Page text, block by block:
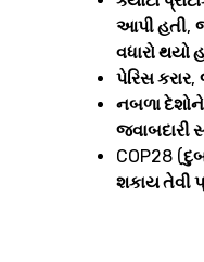
આપી હતી,
વધારો થયો
પેરિસ કરાર,
નબળા
જવાબદારી
COP28 (
શકાય તેવી